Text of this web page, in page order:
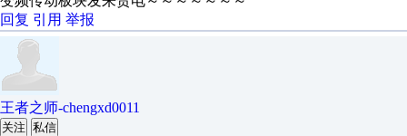
回复 引用 举报
王者之师-chengxd0011
关注 私信